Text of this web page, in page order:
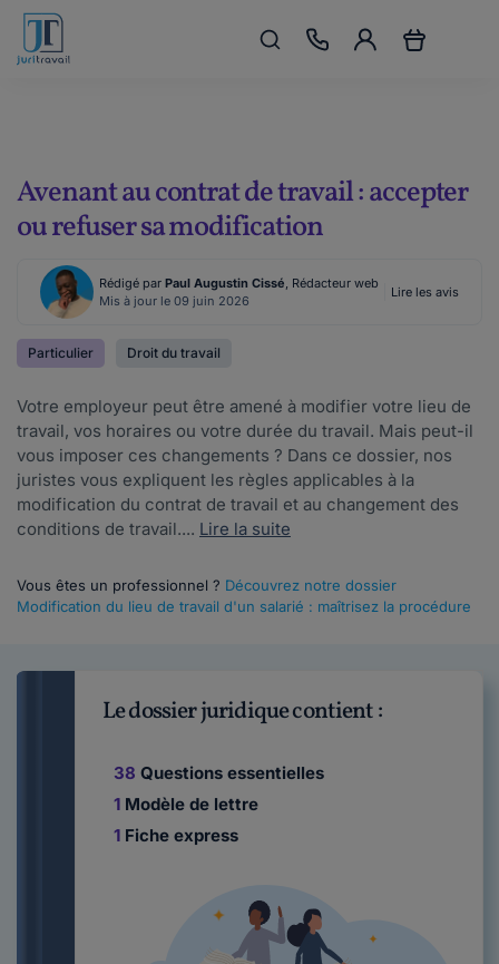
Le dossier juridique contient :
38 Questions essentielles
1 Modèle de lettre
1 Fiche express
Avenant au contrat de travail : accepter
ou refuser sa modification
Rédigé par Paul Augustin Cissé, Rédacteur web
Mis à jour le 09 juin 2026
Lire les avis
Particulier Droit du travail
Votre employeur peut être amené à modifier votre lieu de
travail, vos horaires ou votre durée du travail. Mais peut-il
vous imposer ces changements ? Dans ce dossier, nos
juristes vous expliquent les règles applicables à la
modification du contrat de travail et au changement des
conditions de travail.... Lire la suite
Vous êtes un professionnel ? Découvrez notre dossier
Modification du lieu de travail d'un salarié : maîtrisez la procédure